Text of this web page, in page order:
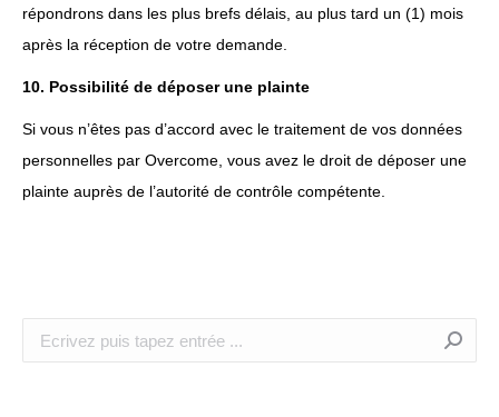
répondrons dans les plus brefs délais, au plus tard un (1) mois
après la réception de votre demande.
10. Possibilité de déposer une plainte
Si vous n’êtes pas d’accord avec le traitement de vos données
personnelles par Overcome, vous avez le droit de déposer une
plainte auprès de l’autorité de contrôle compétente.
Recherche
: